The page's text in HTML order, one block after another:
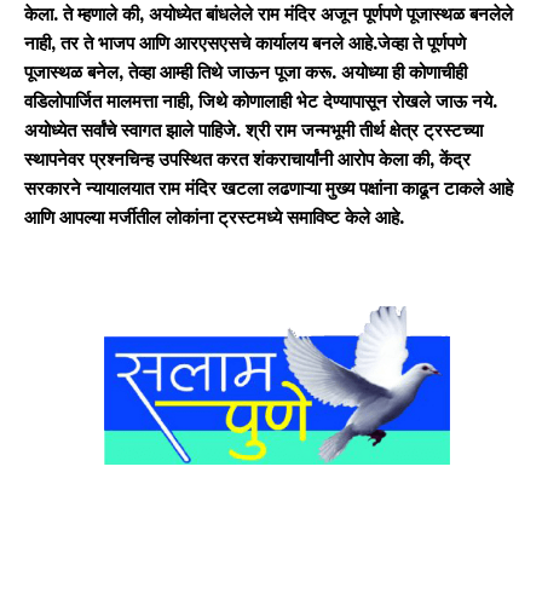
केला. ते म्हणाले की, अयोध्येत बांधलेले राम मंदिर अजून पूर्णपणे पूजास्थळ बनलेले
नाही, तर ते भाजप आणि आरएसएसचे कार्यालय बनले आहे.जेव्हा ते पूर्णपणे
पूजास्थळ बनेल, तेव्हा आम्ही तिथे जाऊन पूजा करू. अयोध्या ही कोणाचीही
वडिलोपार्जित मालमत्ता नाही, जिथे कोणालाही भेट देण्यापासून रोखले जाऊ नये.
अयोध्येत सर्वांचे स्वागत झाले पाहिजे. श्री राम जन्मभूमी तीर्थ क्षेत्र ट्रस्टच्या
स्थापनेवर प्रश्नचिन्ह उपस्थित करत शंकराचार्यांनी आरोप केला की, केंद्र
सरकारने न्यायालयात राम मंदिर खटला लढणाऱ्या मुख्य पक्षांना काढून टाकले आहे
आणि आपल्या मर्जीतील लोकांना ट्रस्टमध्ये समाविष्ट केले आहे.